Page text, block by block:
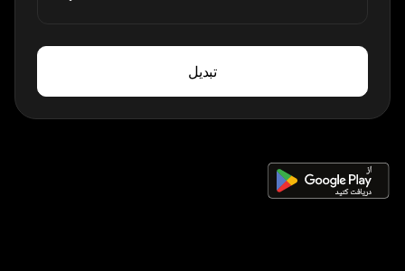
تبدیل